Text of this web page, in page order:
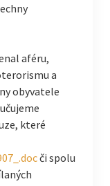
aféru,
a
obyvatele
které
či spolu